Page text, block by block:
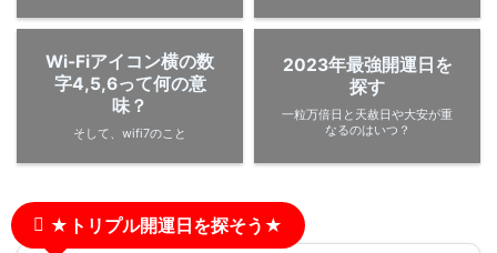
Wi-Fiアイコン横の数
字4,5,6って何の意
味？
そして、wifi7のこと
2023年最強開運日を
探す
一粒万倍日と天赦日や大安が重
なるのはいつ？
★トリプル開運日を探そう★